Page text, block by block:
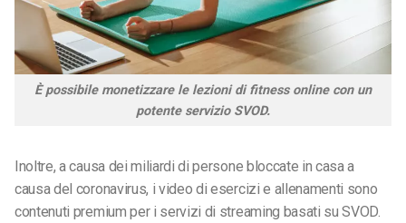
È possibile monetizzare le lezioni di fitness online con un
potente servizio SVOD.
Inoltre, a causa dei miliardi di persone bloccate in casa a
causa del coronavirus, i video di esercizi e allenamenti sono
contenuti premium per i servizi di streaming basati su SVOD.